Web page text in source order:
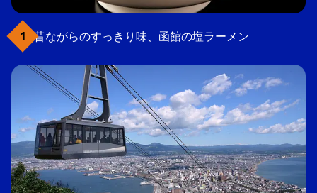
昔ながらのすっきり味、函館の塩ラーメン